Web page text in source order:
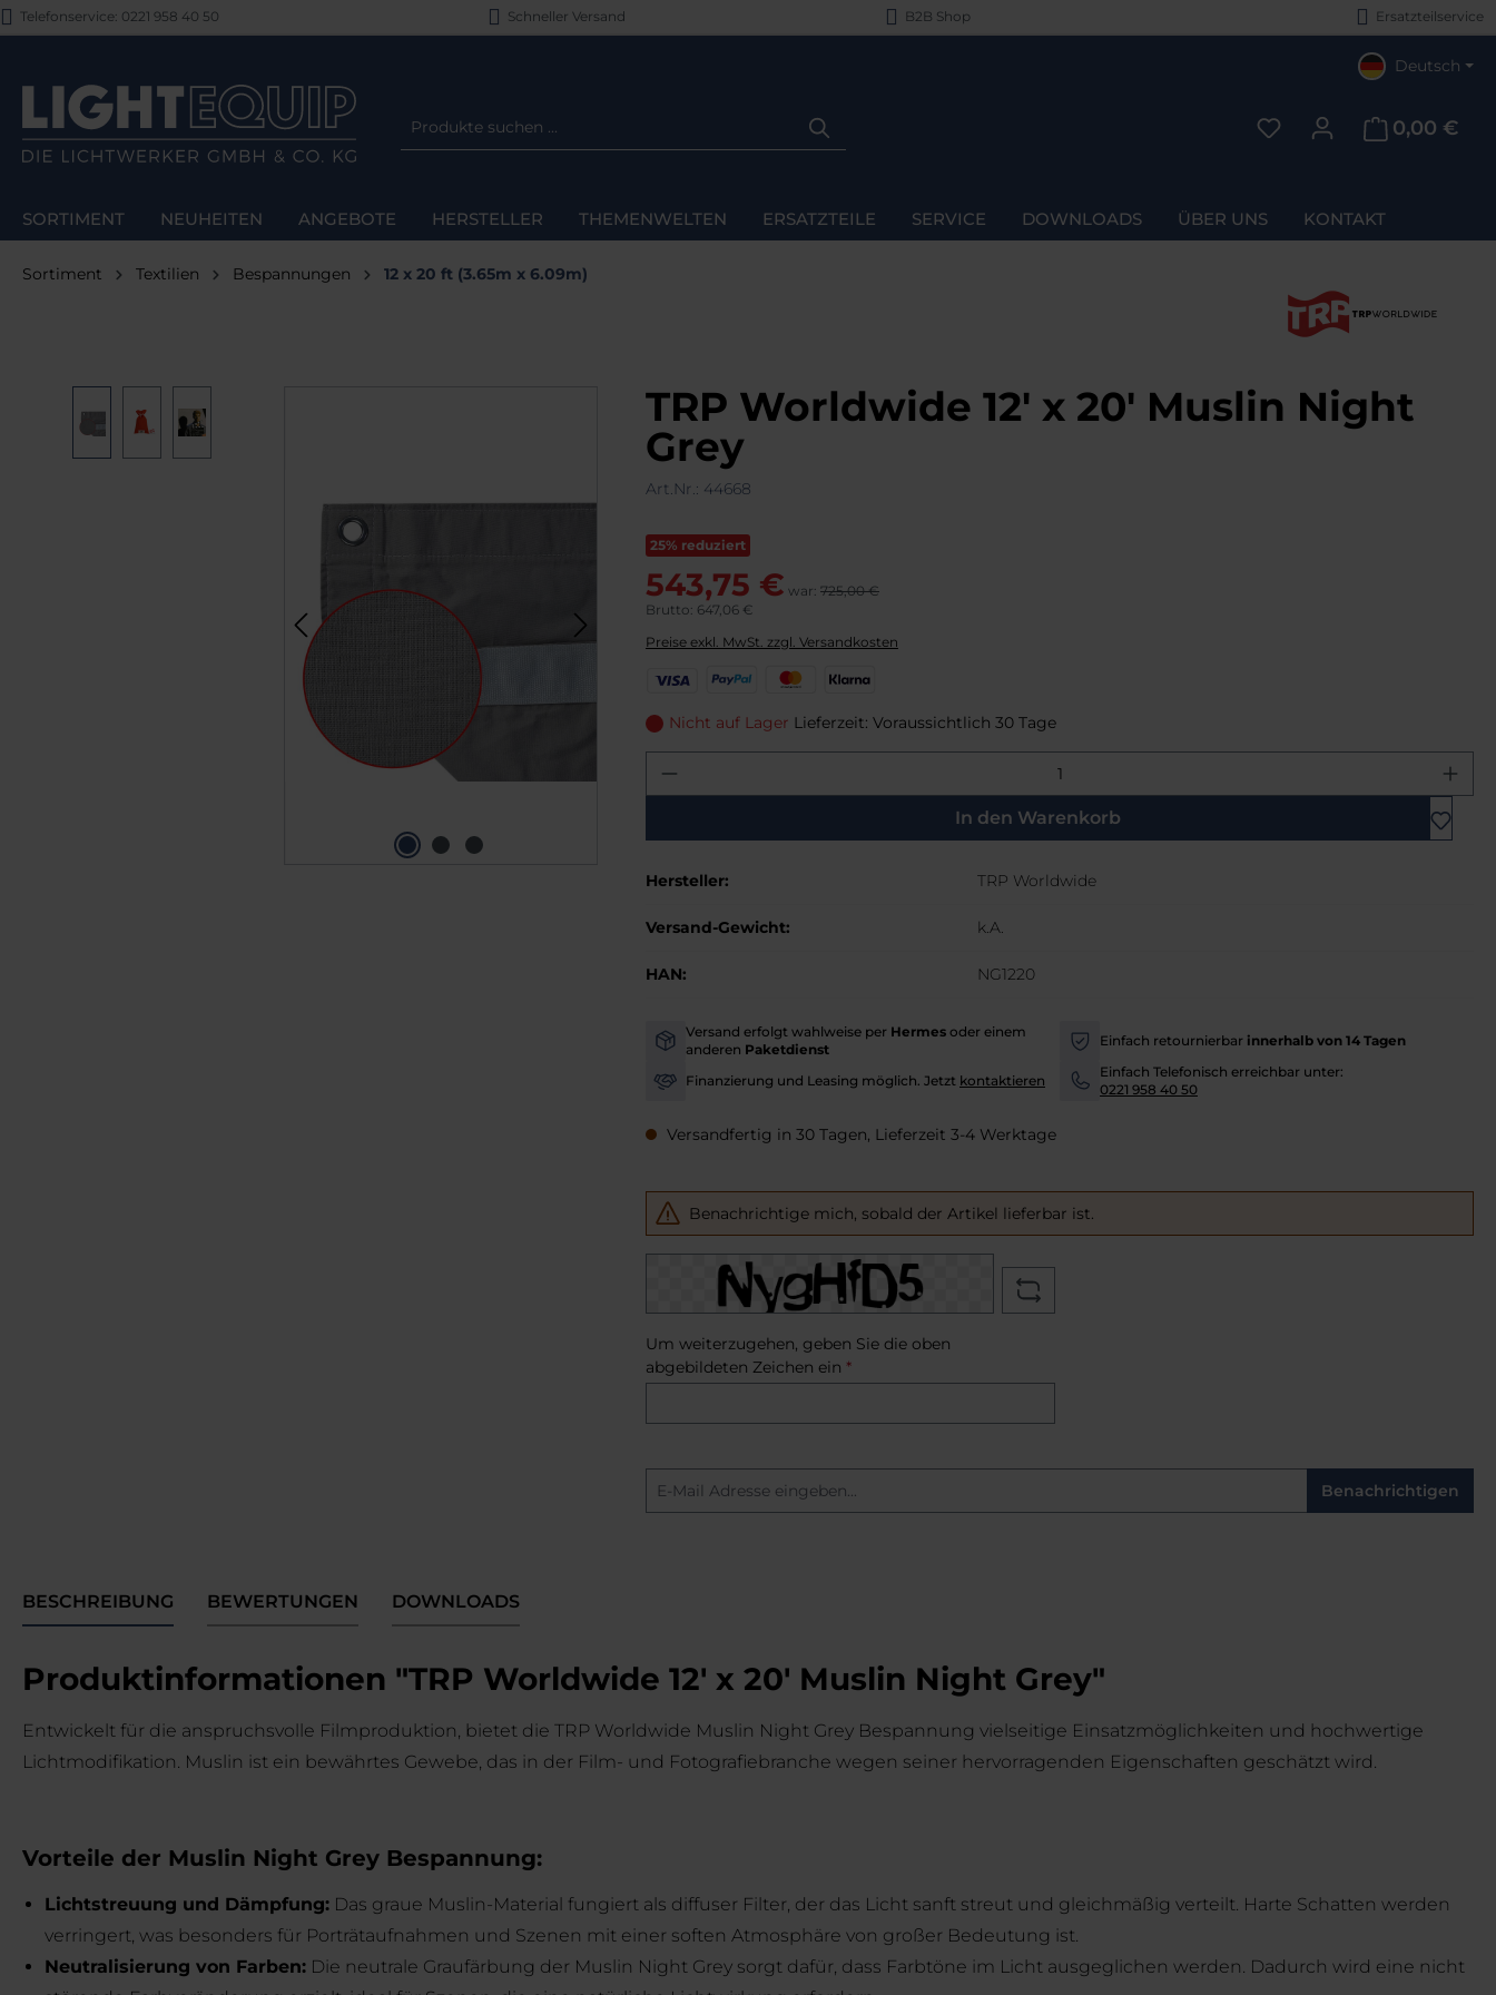
Hauptinhalt springen
Zur Suche springen
Zur Hauptnavigation springen
Telefonservice: 0221 958 40 50 Schneller Versand B2B Shop Ersatzteilservice
Deutsch
Du hast 0 Produkte auf
0,00 €
SORTIMENT NEUHEITEN ANGEBOTE HERSTELLER THEMENWELTEN ERSATZTEILE SERVICE DOWNLOADS ÜBER UNS KONTAKT
Sortiment Textilien Bespannungen 12 x 20 ft (3.65m x 6.09m)
TRP Worldwide 12' x 20' Muslin Night
Grey
Art.Nr.: 44668
25% reduziert
543,75 € war: 725,00 €
Brutto: 647,06 €
Preise exkl. MwSt. zzgl. Versandkosten
s
P
y
l
s
r
a
K
a
a
Nicht auf Lager Lieferzeit: Voraussichtlich 30 Tage
Produkt Anzahl: Gib den gewünschten Wert ein oder
In den Warenkorb
Hersteller: TRP Worldwide
Versand-Gewicht: k.A.
HAN: NG1220
-
Versand erfolgt wahlweise per Hermes oder einem
anderen Paketdienst -
Einfach retournierbar innerhalb von 14 Tagen
-
Finanzierung und Leasing möglich. Jetzt kontaktieren
-
Einfach Telefonisch erreichbar unter:
0221 958 40 50
Versandfertig in 30 Tagen, Lieferzeit 3-4 Werktage
Benachrichtige mich, sobald der Artikel lieferbar ist.
Um weiterzugehen, geben Sie die oben
abgebildeten Zeichen ein *
Benachrichtigen
BESCHREIBUNG BEWERTUNGEN DOWNLOADS
Produktinformationen "TRP Worldwide 12' x 20' Muslin Night Grey"
Entwickelt für die anspruchsvolle Filmproduktion, bietet die TRP Worldwide Muslin Night Grey Bespannung vielseitige Einsatzmöglichkeiten und hochwertige
Lichtmodifikation. Muslin ist ein bewährtes Gewebe, das in der Film- und Fotografiebranche wegen seiner hervorragenden Eigenschaften geschätzt wird.
Vorteile der Muslin Night Grey Bespannung:
Lichtstreuung und Dämpfung: Das graue Muslin-Material fungiert als diffuser Filter, der das Licht sanft streut und gleichmäßig verteilt. Harte Schatten werden
verringert, was besonders für Porträtaufnahmen und Szenen mit einer soften Atmosphäre von großer Bedeutung ist.
Neutralisierung von Farben: Die neutrale Graufärbung der Muslin Night Grey sorgt dafür, dass Farbtöne im Licht ausgeglichen werden. Dadurch wird eine nicht